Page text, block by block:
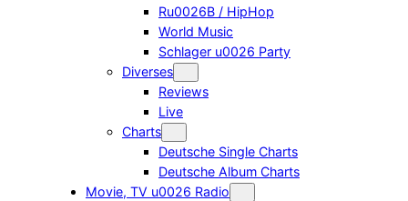
Ru0026B / HipHop
World Music
Schlager u0026 Party
Diverses
Reviews
Live
Charts
Deutsche Single Charts
Deutsche Album Charts
Movie, TV u0026 Radio